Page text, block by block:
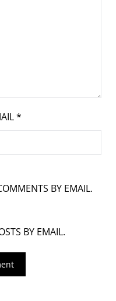
*
BY EMAIL.
BY EMAIL.